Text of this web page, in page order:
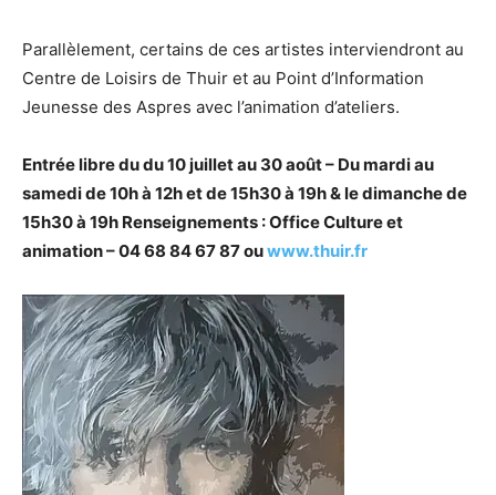
Parallèlement, certains de ces artistes interviendront au
Centre de Loisirs de Thuir et au Point d’Information
Jeunesse des Aspres avec l’animation d’ateliers.
Entrée libre du du 10 juillet au 30 août – Du mardi au
samedi de 10h à 12h et de 15h30 à 19h & le dimanche de
15h30 à 19h Renseignements : Office Culture et
animation – 04 68 84 67 87 ouwww.thuir.fr